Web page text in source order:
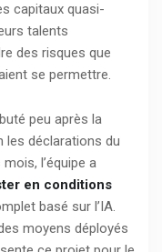
capitaux quasi-
talents
des risques que
se permettre.
peu après la
les déclarations du
l’équipe a
en conditions
basé sur l’IA.
moyens déployés